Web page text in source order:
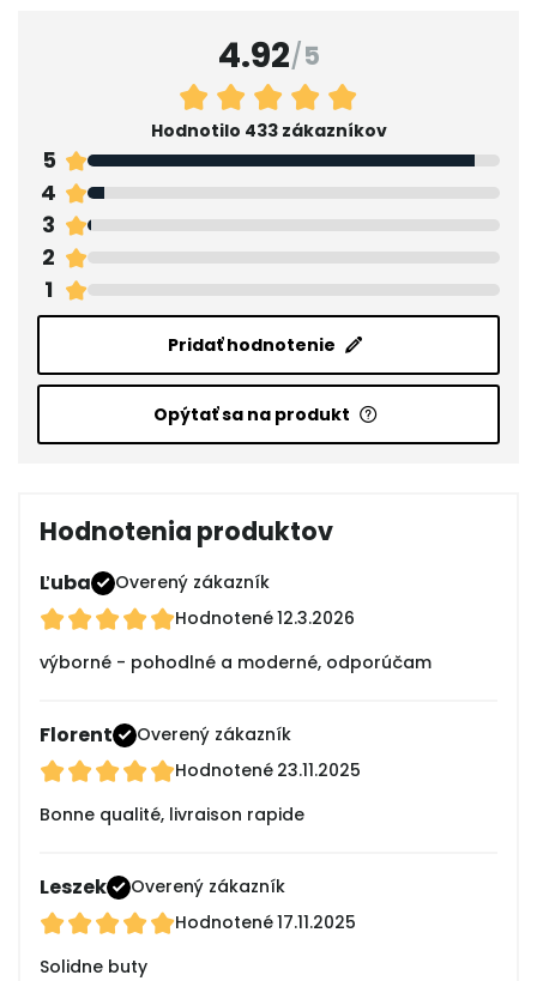
4.92/5
Hodnotilo 433 zákazníkov
5
4
3
2
1
Pridať hodnotenie
Opýtať sa na produkt
Hodnotenia produktov
Ľuba
Overený zákazník
Hodnotené12.3.2026
výborné - pohodlné a moderné, odporúčam
Florent
Overený zákazník
Hodnotené 23.11.2025
Bonne qualité, livraison rapide
Leszek
Overený zákazník
Hodnotené17.11.2025
Solidne buty